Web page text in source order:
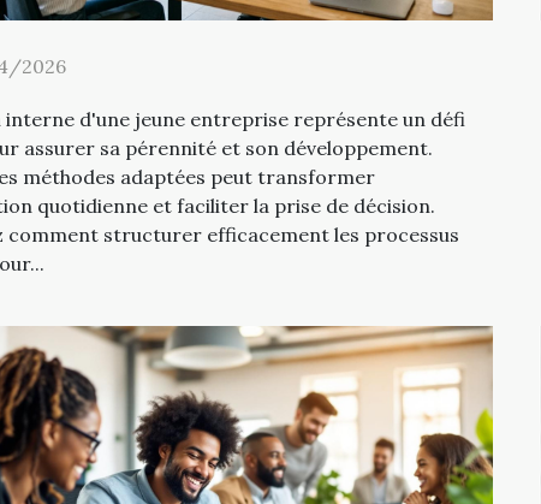
2026
interne d'une jeune entreprise représente un défi
assurer sa pérennité et son développement.
méthodes adaptées peut transformer
quotidienne et faciliter la prise de décision.
comment structurer efficacement les processus